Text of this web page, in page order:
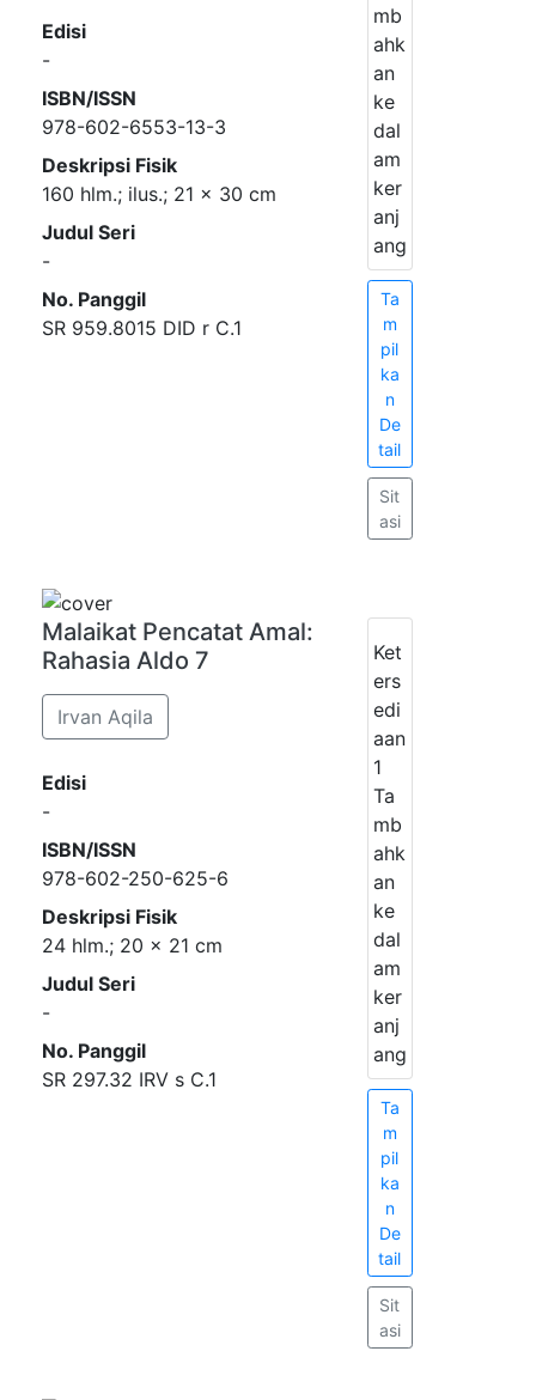
Edisi
-
ISBN/ISSN
978-602-6553-13-3
Deskripsi Fisik
160 hlm.; ilus.; 21 x 30 cm
Judul Seri
-
No. Panggil
SR 959.8015 DID r C.1
mb
ahk
an
ke
dal
am
ker
anj
ang
Ta
m
pil
ka
n
De
tail
Sit
asi
Malaikat Pencatat Amal:
Rahasia Aldo 7
Irvan Aqila
Edisi
-
ISBN/ISSN
978-602-250-625-6
Deskripsi Fisik
24 hlm.; 20 x 21 cm
Judul Seri
-
No. Panggil
SR 297.32 IRV s C.1
Ket
ers
edi
aan
1
Ta
mb
ahk
an
ke
dal
am
ker
anj
ang
Ta
m
pil
ka
n
De
tail
Sit
asi